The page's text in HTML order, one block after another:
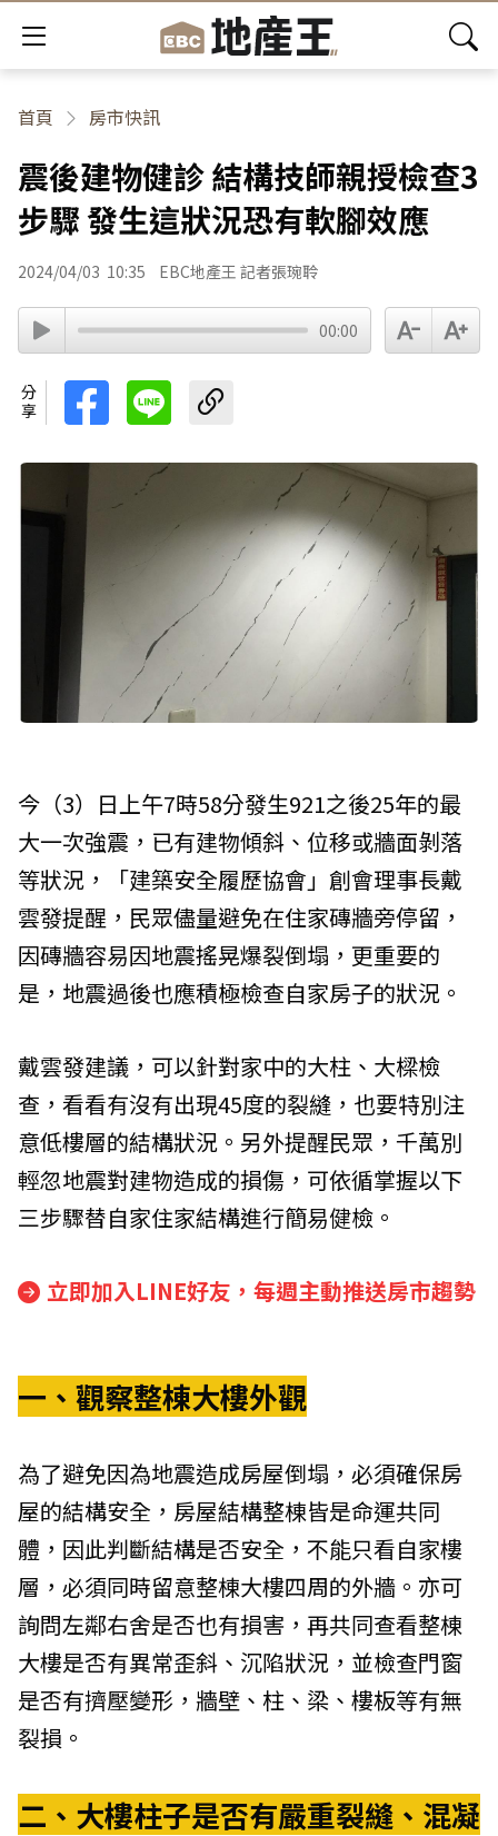
首頁 房市快訊
震後建物健診 結構技師親授檢查3
步驟 發生這狀況恐有軟腳效應
2024/04/03 10:35 EBC地產王 記者張琬聆
00:00
分享
今（3）日上午7時58分發生921之後25年的最
大一次強震，已有建物傾斜、位移或牆面剝落
等狀況，「建築安全履歷協會」創會理事長戴
雲發提醒，民眾儘量避免在住家磚牆旁停留，
因磚牆容易因地震搖晃爆裂倒塌，更重要的
是，地震過後也應積極檢查自家房子的狀況。
戴雲發建議，可以針對家中的大柱、大樑檢
查，看看有沒有出現45度的裂縫，也要特別注
意低樓層的結構狀況。另外提醒民眾，千萬別
輕忽地震對建物造成的損傷，可依循掌握以下
三步驟替自家住家結構進行簡易健檢。
立即加入LINE好友，每週主動推送房市趨勢
一、觀察整棟大樓外觀
為了避免因為地震造成房屋倒塌，必須確保房
屋的結構安全，房屋結構整棟皆是命運共同
體，因此判斷結構是否安全，不能只看自家樓
層，必須同時留意整棟大樓四周的外牆。亦可
詢問左鄰右舍是否也有損害，再共同查看整棟
大樓是否有異常歪斜、沉陷狀況，並檢查門窗
是否有擠壓變形，牆壁、柱、梁、樓板等有無
裂損。
二、大樓柱子是否有嚴重裂縫、混凝